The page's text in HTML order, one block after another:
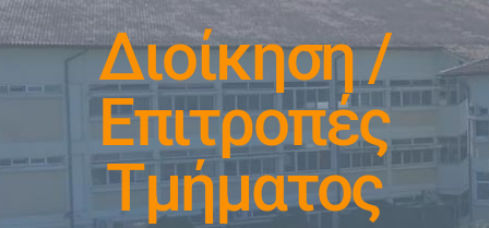
Διοίκηση /
Επιτροπές
Τμήματος